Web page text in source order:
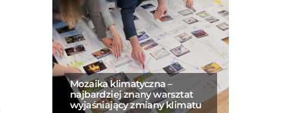
Mozaika klimatyczna –
najbardziej znany warsztat
wyjaśniający zmiany klimatu